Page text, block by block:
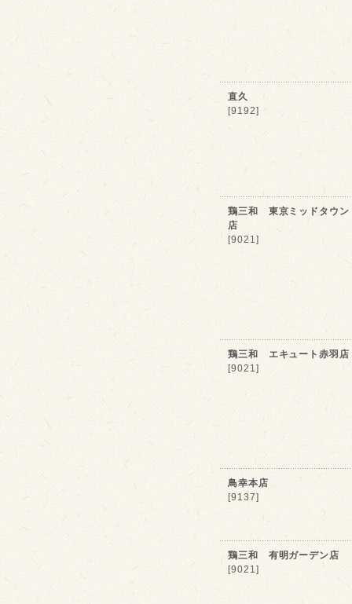
直久
[9192]
鶏三和 東京ミッドタウン
店
[9021]
鶏三和 エキュート赤羽店
[9021]
鳥幸本店
[9137]
鶏三和 有明ガーデン店
[9021]